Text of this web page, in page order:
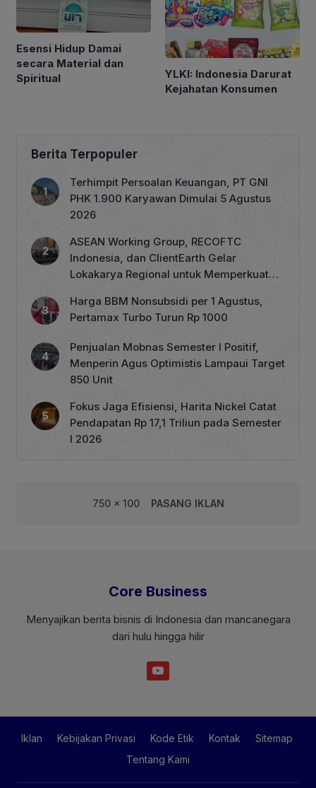
Esensi Hidup Damai
secara Material dan
Spiritual
YLKI: Indonesia Darurat
Kejahatan Konsumen
Berita Terpopuler
Terhimpit Persoalan Keuangan, PT GNI
PHK 1.900 Karyawan Dimulai 5 Agustus
2026
ASEAN Working Group, RECOFTC
Indonesia, dan ClientEarth Gelar
Lokakarya Regional untuk Memperkuat
Harga BBM Nonsubsidi per 1 Agustus,
Pertamax Turbo Turun Rp 1000
Penjualan Mobnas Semester I Positif,
Menperin Agus Optimistis Lampaui Target
850 Unit
Fokus Jaga Efisiensi, Harita Nickel Catat
Pendapatan Rp 17,1 Triliun pada Semester
I 2026
750 x 100 PASANG IKLAN
Core Business
Menyajikan berita bisnis di Indonesia dan mancanegara
dari hulu hingga hilir
Iklan Kebijakan Privasi Kode Etik Kontak
Sitemap
Tentang Kami